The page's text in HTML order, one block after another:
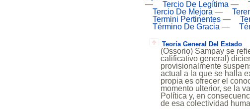
—
Tercio De Legítima —
Tercio De Mejora —
Termini Pertinentes —
Término De Gracia —
Teoría General Del Estado
(Ossorio) Sampay se
calificativo general)
provisionalmente
actual a la que se halla
propia es ofrecer el
momento ulterior, se la
Política y, en
de esa colectividad